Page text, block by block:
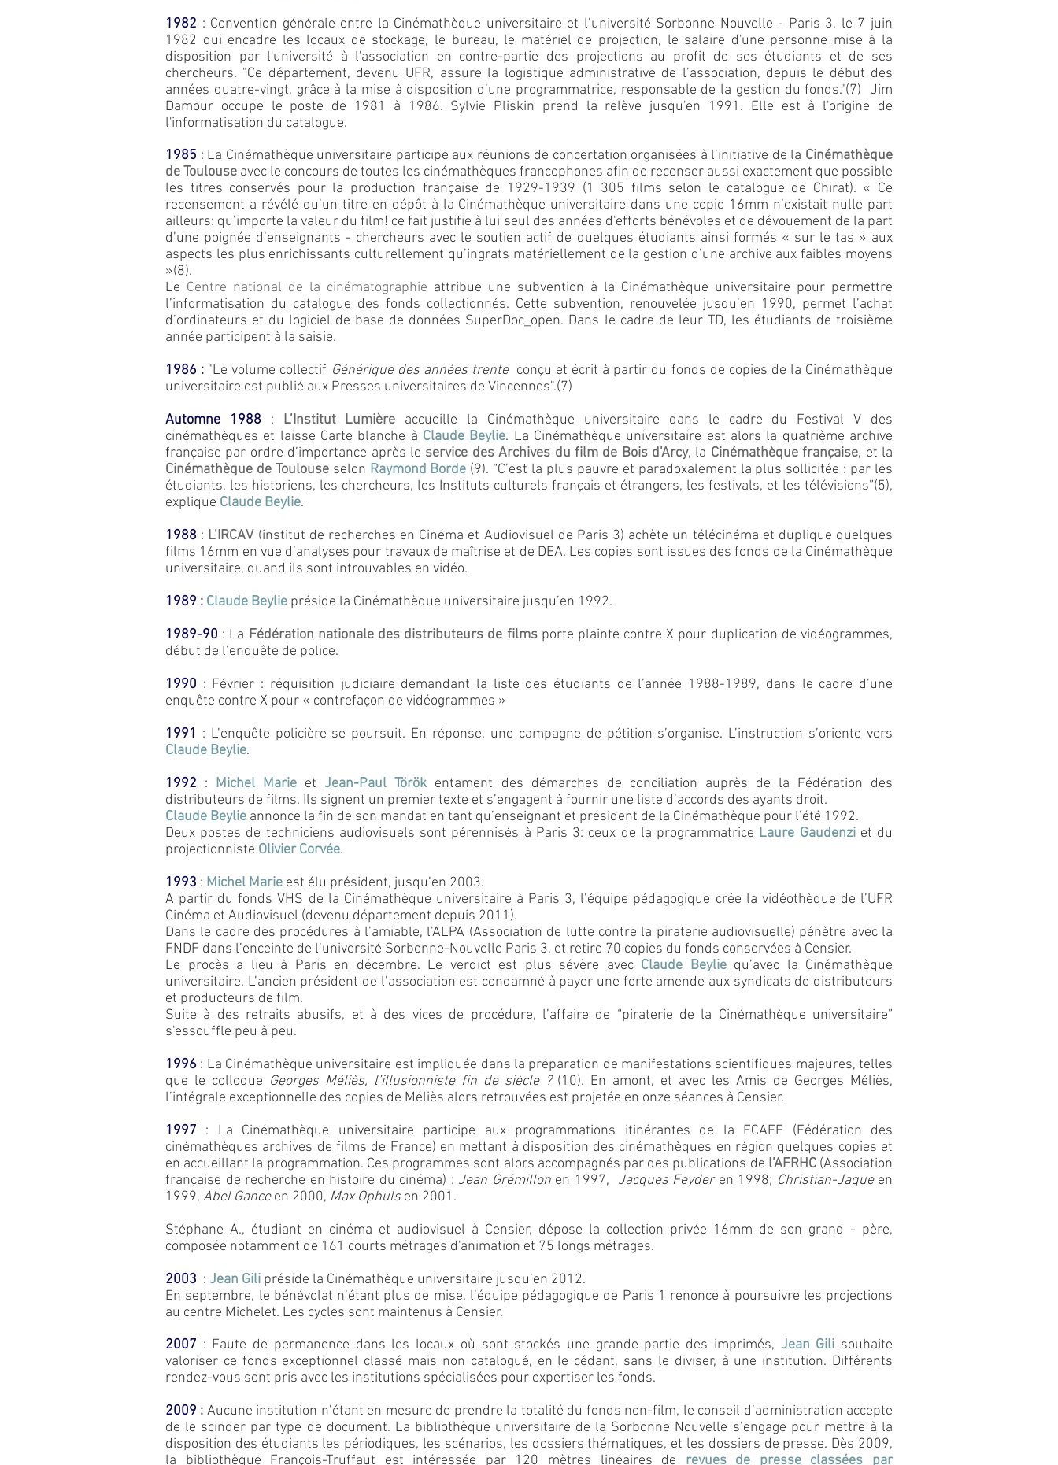
1982 : Convention générale entre la Cinémathèque universitaire et l’université Sorbonne Nouvelle - Paris 3, le 7 juin
1982 qui encadre les locaux de stockage, le bureau, le matériel de projection, le salaire d'une personne mise à la
disposition par l'université à l'association en contre-partie des projections au profit de ses étudiants et de ses
chercheurs. "Ce département, devenu UFR, assure la logistique administrative de l’association, depuis le début des
années quatre-vingt, grâce à la mise à disposition d’une programmatrice, responsable de la gestion du fonds."(7) Jim
Damour occupe le poste de 1981 à 1986. Sylvie Pliskin prend la relève jusqu'en 1991. Elle est à l'origine de
l'informatisation du catalogue.
1985 : La Cinémathèque universitaire participe aux réunions de concertation organisées à l’initiative de la Cinémathèque
de Toulouse avec le concours de toutes les cinémathèques francophones afin de recenser aussi exactement que possible
les titres conservés pour la production française de 1929-1939 (1 305 films selon le catalogue de Chirat). « Ce
recensement a révélé qu’un titre en dépôt à la Cinémathèque universitaire dans une copie 16mm n’existait nulle part
ailleurs: qu’importe la valeur du film! ce fait justifie à lui seul des années d'efforts bénévoles et de dévouement de la part
d’une poignée d’enseignants - chercheurs avec le soutien actif de quelques étudiants ainsi formés « sur le tas » aux
aspects les plus enrichissants culturellement qu’ingrats matériellement de la gestion d’une archive aux faibles moyens
»(8).
Le Centre national de la cinématographie attribue une subvention à la Cinémathèque universitaire pour permettre
l’informatisation du catalogue des fonds collectionnés. Cette subvention, renouvelée jusqu’en 1990, permet l’achat
d’ordinateurs et du logiciel de base de données SuperDoc_open. Dans le cadre de leur TD, les étudiants de troisième
année participent à la saisie.
1986 : "Le volume collectif Générique des années trenteconçu et écrit à partir du fonds de copies de la Cinémathèque
universitaire est publié aux Presses universitaires de Vincennes".(7)
Automne 1988
: L’Institut Lumière accueille la Cinémathèque universitaire dans le cadre du Festival V des
cinémathèques et laisse Carte blanche à Claude Beylie. La Cinémathèque universitaire est alors la quatrième archive
française par ordre d’importance après le service des Archives du film de Bois d’Arcy, la Cinémathèque française, et la
Cinémathèque de Toulouseselon Raymond Borde (9). “C’est la plus pauvre et paradoxalement la plus sollicitée : par les
étudiants, les historiens, les chercheurs, les Instituts culturels français et étrangers, les festivals, et les télévisions”(5),
explique Claude Beylie.
1988 : L’IRCAV (institut de recherches en Cinéma et Audiovisuel de Paris 3) achète un télécinéma et duplique quelques
films 16mm en vue d’analyses pour travaux de maîtrise et de DEA. Les copies sont issues des fonds de la Cinémathèque
universitaire, quand ils sont introuvables en vidéo.
1989 : Claude Beylie préside la Cinémathèque universitaire jusqu’en 1992.
1989-90 : La Fédération nationale des distributeurs de filmsporte plainte contre X pour duplication de vidéogrammes,
début de l’enquête de police.
1990 : Février : réquisition judiciaire demandant la liste des étudiants de l’année 1988-1989, dans le cadre d’une
enquête contre X pour « contrefaçon de vidéogrammes »
1991 : L’enquête policière se poursuit. En réponse, une campagne de pétition s’organise. L’instruction s’oriente vers
Claude Beylie.
1992 : Michel Marie etJean-Paul Török entament des démarches de conciliation auprès de la Fédération des
distributeurs de films. Ils signent un premier texte et s’engagent à fournir une liste d’accords des ayants droit.
Claude Beylie annonce la fin de son mandat en tant qu’enseignant et président de la Cinémathèque pour l’été 1992.
Deux postes de techniciens audiovisuels sont pérennisés à Paris 3: ceux de la programmatrice Laure Gaudenziet du
projectionniste Olivier Corvée.
1993 : Michel Marie est élu président, jusqu’en 2003.
A partir du fonds VHS de la Cinémathèque universitaire à Paris 3, l’équipe pédagogique crée la vidéothèque de l’UFR
Cinéma et Audiovisuel (devenu département depuis 2011).
Dans le cadre des procédures à l’amiable, l’ALPA (Association de lutte contre la piraterie audiovisuelle) pénètre avec la
FNDF dans l’enceinte de l’université Sorbonne-Nouvelle Paris 3, et retire 70 copies du fonds conservées à Censier.
Le procès a lieu à Paris en décembre. Le verdict est plus sévère avec Claude Beyliequ’avec la Cinémathèque
universitaire. L’ancien président de l’association est condamné à payer une forte amende aux syndicats de distributeurs
et producteurs de film.
Suite à des retraits abusifs, et à des vices de procédure, l’affaire de “piraterie de la Cinémathèque universitaire”
s'essouffle peu à peu.
1996 : La Cinémathèque universitaire est impliquée dans la préparation de manifestations scientifiques majeures, telles
que le colloque Georges Méliès, l’illusionniste fin de siècle ?(10). En amont, et avec les Amis de Georges Méliès,
l’intégrale exceptionnelle des copies de Méliès alors retrouvées est projetée en onze séances à Censier.
1997 : La Cinémathèque universitaire participe aux programmations itinérantes de la FCAFF (Fédération des
cinémathèques archives de films de France) en mettant à disposition des cinémathèques en région quelques copies et
en accueillant la programmation. Ces programmes sont alors accompagnés par des publications de l’AFRHC(Association
française de recherche en histoire du cinéma) : Jean Grémillonen 1997, Jacques Feyderen 1998; Christian-Jaqueen
1999, Abel Ganceen 2000, Max Ophuls en 2001.
Stéphane A., étudiant en cinéma et audiovisuel à Censier, dépose la collection privée 16mm de son grand - père,
composée notamment de 161 courts métrages d'animation et 75 longs métrages.
2003 : Jean Gili préside la Cinémathèque universitaire jusqu’en 2012.
En septembre, le bénévolat n’étant plus de mise, l’équipe pédagogique de Paris 1 renonce à poursuivre les projections
au centre Michelet. Les cycles sont maintenus à Censier.
2007 : Faute de permanence dans les locaux où sont stockés une grande partie des imprimés, Jean Gili souhaite
valoriser ce fonds exceptionnel classé mais non catalogué, en le cédant, sans le diviser, à une institution. Différents
rendez-vous sont pris avec les institutions spécialisées pour expertiser les fonds.
2009 : Aucune institution n’étant en mesure de prendre la totalité du fonds non-film, le conseil d’administration accepte
de le scinder par type de document. La bibliothèque universitaire de la Sorbonne Nouvelle s’engage pour mettre à la
disposition des étudiants les périodiques, les scénarios, les dossiers thématiques, et les dossiers de presse. Dès 2009,
la bibliothèque François-Truffaut est intéressée par 120 mètres linéaires de revues de presse classées par